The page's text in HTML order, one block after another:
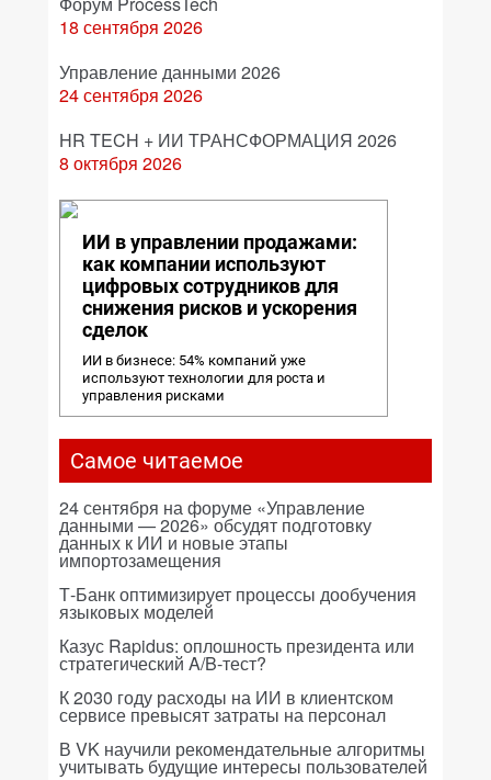
18 сентября 2026
Управление данными 2026
24 сентября 2026
HR TECH + ИИ ТРАНСФОРМАЦИЯ 2026
8 октября 2026
ИИ в управлении продажами:
как компании используют
цифровых сотрудников для
снижения рисков и ускорения
сделок
ИИ в бизнесе: 54% компаний уже
используют технологии для роста и
управления рисками
Самое читаемое
24 сентября на форуме «Управление
данными — 2026» обсудят подготовку
данных к ИИ и новые этапы
импортозамещения
Т-Банк оптимизирует процессы дообучения
языковых моделей
Казус Rapidus: оплошность президента или
стратегический A/B-тест?
К 2030 году расходы на ИИ в клиентском
сервисе превысят затраты на персонал
В VK научили рекомендательные алгоритмы
учитывать будущие интересы пользователей